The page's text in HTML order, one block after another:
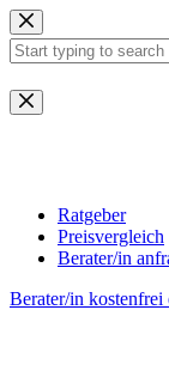
Zum
Inhalt
springen
Keine
Ergebnisse
Ratgeber
Preisvergleich
Berater/in
Berater/in kostenfrei